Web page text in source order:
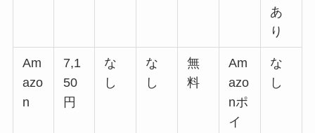
あ
り
Am
azo
n
7,1
50
円
な
し
な
し
無
料
Am
azo
nポ
イ
な
し